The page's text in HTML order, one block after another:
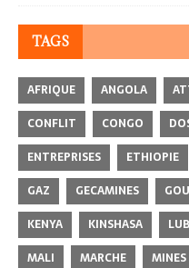
TAGS
AFRIQUE ANGOLA
CONFLIT
CONGO
ENTREPRISES
ETHIOPIE
GAZ
GECAMINES
KENYA
KINSHASA
MALI
MARCHE MINES